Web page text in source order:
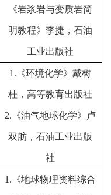
《岩浆岩与变质岩简
明教程》李捷，石油
工业出版社
1.《环境化学》戴树
桂，高等教育出版社
2.《油气地球化学》卢
双舫，石油工业出版
社
1.《地球物理资料综合